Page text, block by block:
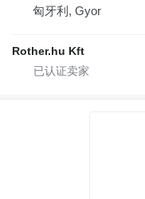
匈牙利, Gyor
Rother.hu Kft